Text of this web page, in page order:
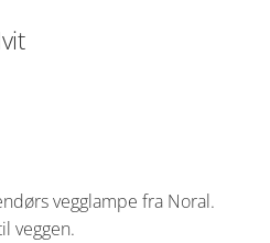
vegglampe fra Noral.
veggen.